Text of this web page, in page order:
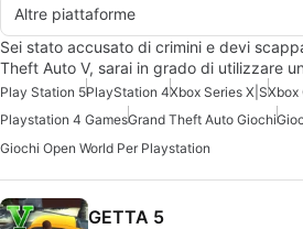
Altre piattaforme
Sei stato accusato di crimini e devi
Theft Auto V, sarai in grado di utilizzare
Play Station 5PlayStation 4Xbox Series X|SXbox
Playstation 4 GamesGrand Theft Auto Giochi
Giochi Open World Per Playstation
GETTA 5